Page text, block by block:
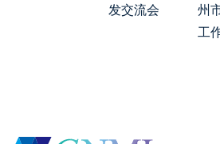
发交流会
州
工